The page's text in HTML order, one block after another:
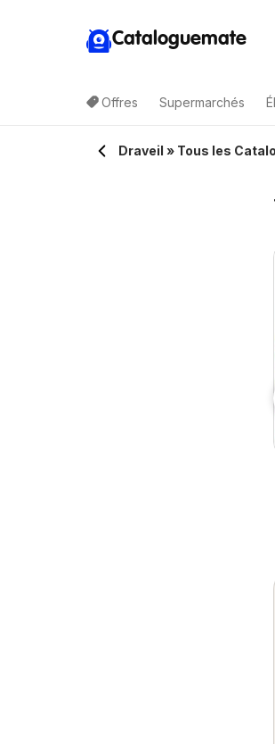
Cataloguemate
Offres Supermarchés
Draveil » Tous les